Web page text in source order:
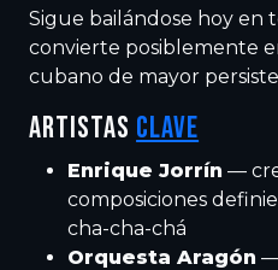
Sigue bailándose hoy en
convierte posiblemente
cubano de mayor
ARTISTAS CLAVE
Enrique Jorrín —
composiciones
cha-cha-chá
Orquesta Aragón —